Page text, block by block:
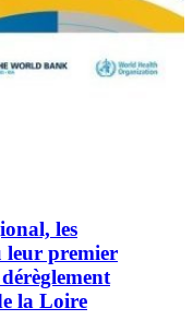
les
leur premier
la Loire